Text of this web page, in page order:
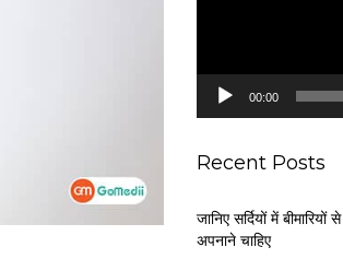
y
00:00
Recent Posts
जानिए सर्दियों में
अपनाने चाहिए